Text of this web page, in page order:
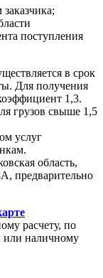
поступления
в срок
Для получения
1,3.
грузов свыше 1,5
услуг
область,
предварительно
расчету, по
или наличному